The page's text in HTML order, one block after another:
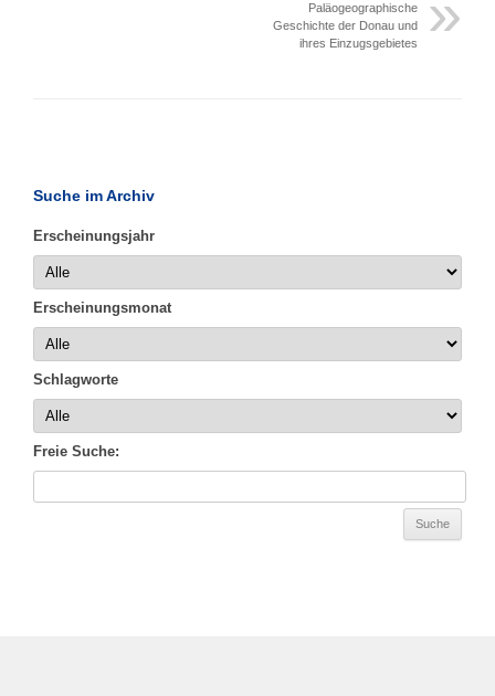
Paläogeographische
Geschichte der Donau und
ihres Einzugsgebietes
Suche im Archiv
Erscheinungsjahr
Erscheinungsmonat
Schlagworte
Freie Suche: